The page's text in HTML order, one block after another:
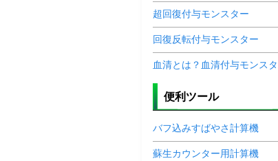
超回復付与モンスター
回復反転付与モンスター
血清とは？血清付与モンス
便利ツール
バフ込みすばやさ計算機
蘇生カウンター用計算機